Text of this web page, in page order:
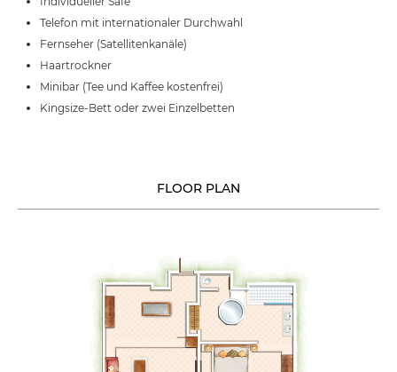
Telefon mit internationaler Durchwahl
Fernseher (Satellitenkanäle)
Haartrockner
Minibar (Tee und Kaffee kostenfrei)
Kingsize-Bett oder zwei Einzelbetten
FLOOR PLAN